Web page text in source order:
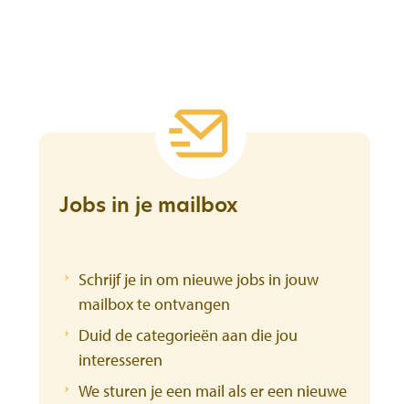
Jobs in je mailbox
Schrijf je in om nieuwe jobs in jouw
mailbox te ontvangen
Duid de categorieën aan die jou
interesseren
We sturen je een mail als er een nieuwe